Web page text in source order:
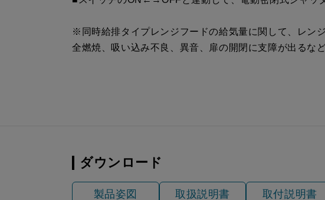
※同時給排タイプレンジフードの給気量に関して、レン
全燃焼、吸い込み不良、異音、扉の開閉に支障が出るな
ダウンロード
製品姿図 取扱説明書 取付説明書